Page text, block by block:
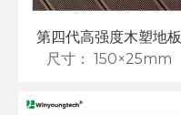
第四代高强度木塑地板
尺寸： 150×25mm